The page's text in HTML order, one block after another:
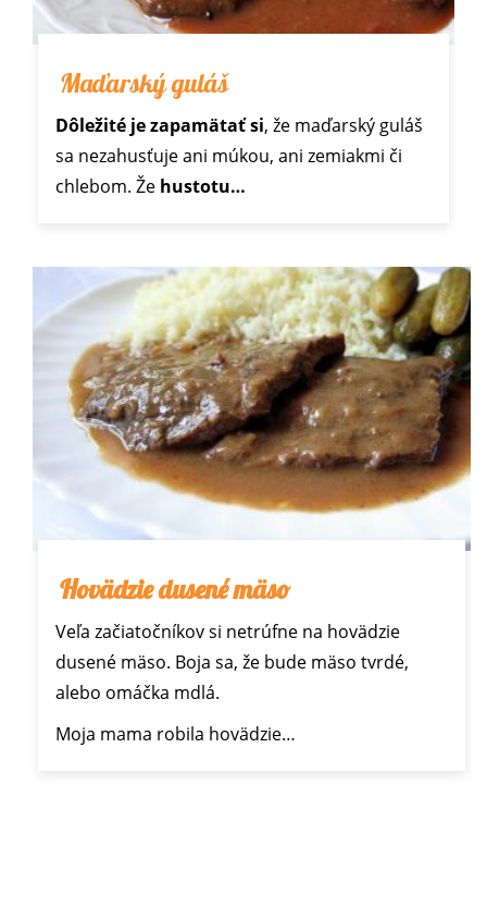
Maďarský guláš
Dôležité je zapamätať si, že maďarský guláš
sa nezahusťuje ani múkou, ani zemiakmi či
chlebom. Že hustotu…
Hovädzie dusené mäso
Veľa začiatočníkov si netrúfne na hovädzie
dusené mäso. Boja sa, že bude mäso tvrdé,
alebo omáčka mdlá.
Moja mama robila hovädzie…